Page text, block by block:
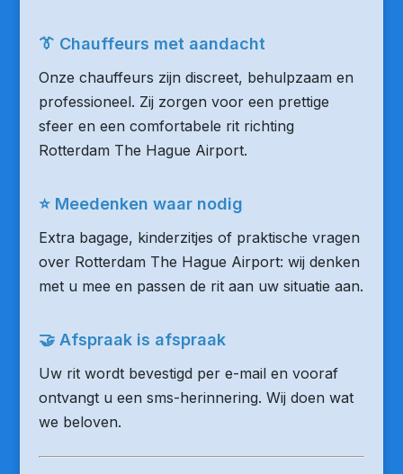
👔 Chauffeurs met aandacht
Onze chauffeurs zijn discreet, behulpzaam en
professioneel. Zij zorgen voor een prettige
sfeer en een comfortabele rit richting
Rotterdam The Hague Airport.
⭐ Meedenken waar nodig
Extra bagage, kinderzitjes of praktische vragen
over Rotterdam The Hague Airport: wij denken
met u mee en passen de rit aan uw situatie aan.
🤝 Afspraak is afspraak
Uw rit wordt bevestigd per e-mail en vooraf
ontvangt u een sms-herinnering. Wij doen wat
we beloven.